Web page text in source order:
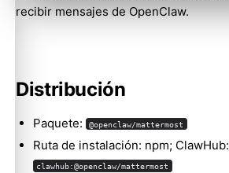
recibir mensajes de OpenClaw.
Distribución
Paquete: @openclaw/mattermost
Ruta de instalación: npm; ClawHub:
clawhub:@openclaw/mattermost